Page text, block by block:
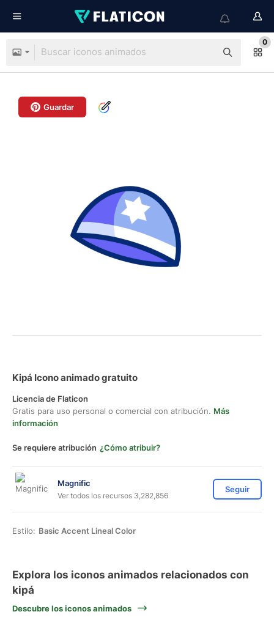
0
Guardar
Kipá Icono animado gratuito
Licencia de Flaticon
Gratis para uso personal o comercial con atribución. Más
información
Se requiere atribución ¿Cómo atribuir?
Magnific
Ver todos los recursos 3,282,856
Seguir
Estilo: Basic Accent Lineal Color
Explora los iconos animados relacionados con
kipá
Descubre los iconos animados